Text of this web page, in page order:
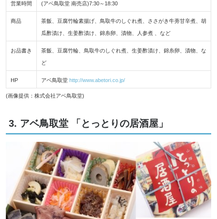
営業時間 (アベ鳥取堂 南売店)7:30～18:30
商品 茶飯、豆腐竹輪素揚げ、鳥取牛のしぐれ煮、ささがき牛蒡甘辛煮、胡
瓜酢漬け、生姜酢漬け、錦糸卵、漬物、人参煮 、など
お品書き 茶飯、豆腐竹輪、鳥取牛のしぐれ煮、生姜酢漬け、錦糸卵、漬物、な
ど
HP アベ鳥取堂 http://www.abetori.co.jp/
(画像提供：株式会社アベ鳥取堂)
3. アベ鳥取堂 「とっとりの居酒屋」